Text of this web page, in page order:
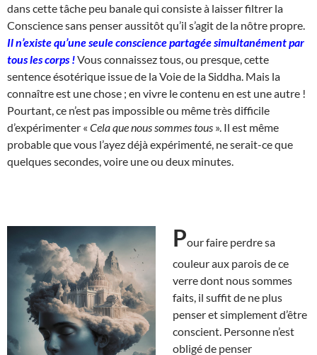
dans cette tâche peu banale qui consiste à laisser filtrer la
Conscience sans penser aussitôt qu’il s’agit de la nôtre propre.
Il n’existe qu’une seule conscience partagée simultanément par
tous les corps !Vous connaissez tous, ou presque, cette
sentence ésotérique issue de la Voie de la Siddha. Mais la
connaître est une chose ; en vivre le contenu en est une autre !
Pourtant, ce n’est pas impossible ou même très difficile
d’expérimenter « Cela que nous sommes tous ». Il est même
probable que vous l’ayez déjà expérimenté, ne serait-ce que
quelques secondes, voire une ou deux minutes.
Pour faire perdre sa
couleur aux parois de ce
verre dont nous sommes
faits, il suffit de ne plus
penser et simplement d’être
conscient. Personne n’est
obligé de penser